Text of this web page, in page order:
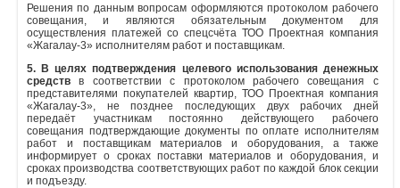
Решения по данным вопросам оформляются протоколом рабочего
совещания, и являются обязательным документом для
осуществления платежей со спецсчёта ТОО Проектная компания
«Жагалау-3» исполнителям работ и поставщикам.
5. В целях подтверждения целевого использования денежных
средств в соответствии с протоколом рабочего совещания с
представителями покупателей квартир, ТОО Проектная компания
«Жагалау-3», не позднее последующих двух рабочих дней
передаёт участникам постоянно действующего рабочего
совещания подтверждающие документы по оплате исполнителям
работ и поставщикам материалов и оборудования, а также
информирует о сроках поставки материалов и оборудования, и
сроках производства соответствующих работ по каждой блок секции
и подъезду.